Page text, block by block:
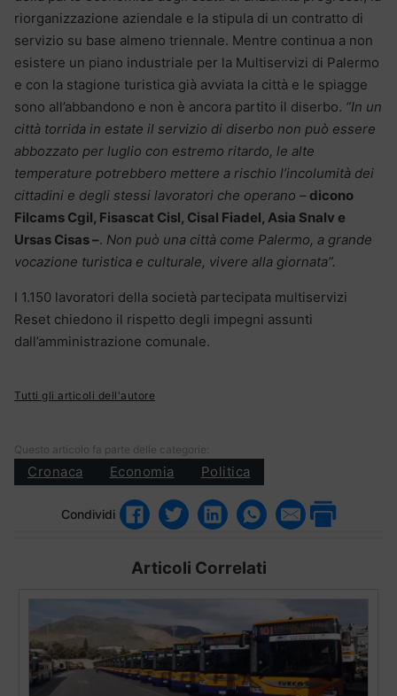
riorganizzazione aziendale e la stipula di un contratto di
servizio su base almeno triennale. Mentre continua a non
esistere un piano industriale per la Multiservizi di Palermo
e con la stagione turistica già avviata la città e le spiagge
sono all’abbandono e non è ancora partito il diserbo. “In un
città torrida in estate il servizio di diserbo non può essere
abbozzato per luglio con estremo ritardo, le alte
temperature potrebbero mettere a rischio l’incolumità dei
cittadini e degli stessi lavoratori che operano – dicono
Filcams Cgil, Fisascat Cisl, Cisal Fiadel, Asia Snalv e
Ursas Cisas –. Non può una città come Palermo, a grande
vocazione turistica e culturale, vivere alla giornata”.
I 1.150 lavoratori della società partecipata multiservizi
Reset chiedono il rispetto degli impegni assunti
dall’amministrazione comunale.
Tutti gli articoli dell'autore
Questo articolo fa parte delle categorie:
Cronaca Economia Politica
Condividi
Articoli Correlati